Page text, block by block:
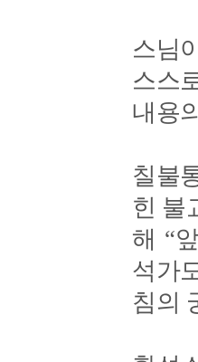
스님
스스
내용
칠불
힌 불
해 “
석가
침의